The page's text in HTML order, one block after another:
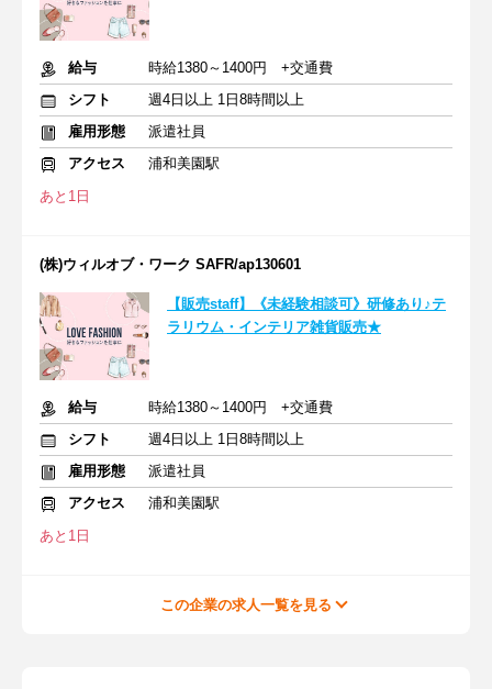
給与
時給1380～1400円 +交通費
シフト
週4日以上 1日8時間以上
雇用形態
派遣社員
アクセス
浦和美園駅
あと1日
(株)ウィルオブ・ワーク SAFR/ap130601
【販売staff】《未経験相談可》研修あり♪テ
ラリウム・インテリア雑貨販売★
給与
時給1380～1400円 +交通費
シフト
週4日以上 1日8時間以上
雇用形態
派遣社員
アクセス
浦和美園駅
あと1日
この企業の求人一覧を見る